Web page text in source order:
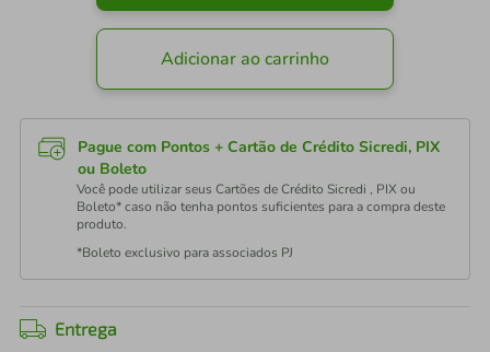
Adicionar ao carrinho
Pague com Pontos + Cartão de Crédito Sicredi, PIX
ou Boleto
Você pode utilizar seus Cartões de Crédito Sicredi , PIX ou
Boleto* caso não tenha pontos suficientes para a compra deste
produto.
*Boleto exclusivo para associados PJ
Entrega